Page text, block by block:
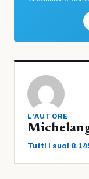
L'AUTORE
Tutti i suoi